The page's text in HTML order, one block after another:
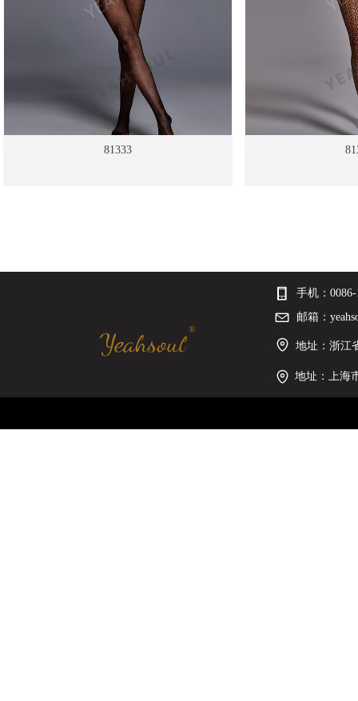
81333
手机：
邮箱：
地址：浙江
地址：上海